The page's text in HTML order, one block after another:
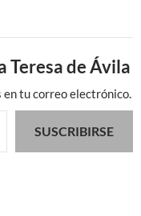
Teresa de Ávila
tu correo electrónico.
SUSCRIBIRSE